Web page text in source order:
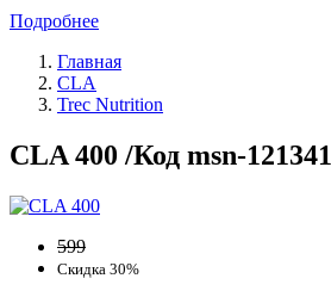
Подробнее
Главная
CLA
Trec Nutrition
CLA 400 /Код msn-121341
599
Скидка 30%